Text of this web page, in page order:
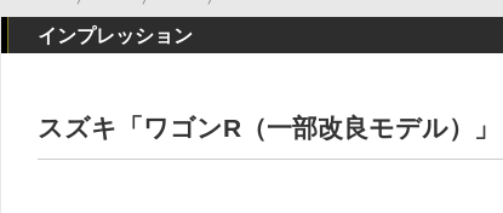
インプレッション
スズキ「ワゴンR（一部改良モデル）」